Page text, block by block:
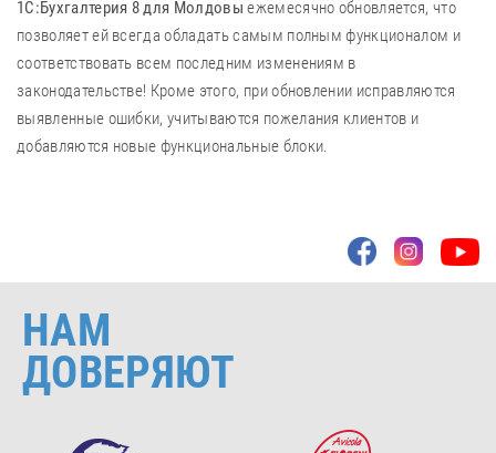
1С:Бухгалтерия 8 для Молдовы ежемесячно обновляется, что
позволяет ей всегда обладать самым полным функционалом и
соответствовать всем последним изменениям в
законодательстве! Кроме этого, при обновлении исправляются
выявленные ошибки, учитываются пожелания клиентов и
добавляются новые функциональные блоки.
НАМ
ДОВЕРЯЮТ